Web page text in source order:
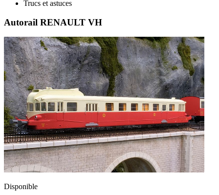
Trucs et astuces
Autorail RENAULT VH
Disponible